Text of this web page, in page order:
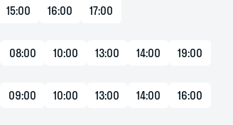
15:00 16:00 17:00
08:00 10:00 13:00 14:00 19:00
09:00 10:00 13:00 14:00 16:00